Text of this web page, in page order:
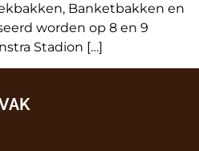
Banketbakken en
worden op 8 en 9
Stadion […]